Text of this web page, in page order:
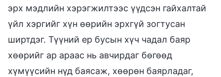
эрх мэдлийн хэрэгжилтээс үүдсэн гайхалтай
үйл хэргийг хүн өөрийн эрхгүй зогтусан
ширтдэг. Түүний ер бусын хүч чадал баяр
хөөрийг ар араас нь авчирдаг бөгөөд
хүмүүсийн нүд баясаж, хөөрөн баярладаг,